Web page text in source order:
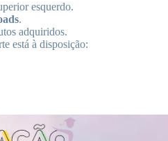
esquerdo.
.
adquiridos.
está à disposição: